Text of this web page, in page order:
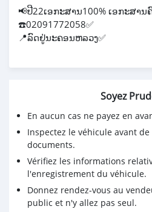
📢ປີ22ເອກະສານ100% ເອກະສານ
☎️02091772058✅
📍ລົດຢູ່ນະຄອນຫລວງ✅
Soyez
En aucun cas ne payez en
Inspectez le véhicule avant
documents.
Vérifiez les informations
l'enregistrement du véhicule.
Donnez rendez-vous au
public et n'y allez pas seul.